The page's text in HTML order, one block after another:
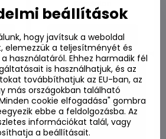
11280 Ft
Kosárba
beállítások
hogy javítsuk a weboldal
a teljesítményét és
használatáról. Ehhez harmadik fél
is használhatjuk, és az
továbbíthatjuk az EU-ban, az
más országokban található
cookie elfogadása" gombra
ebbe a feldolgozásba. Az
információkat talál, vagy
a beállításait.